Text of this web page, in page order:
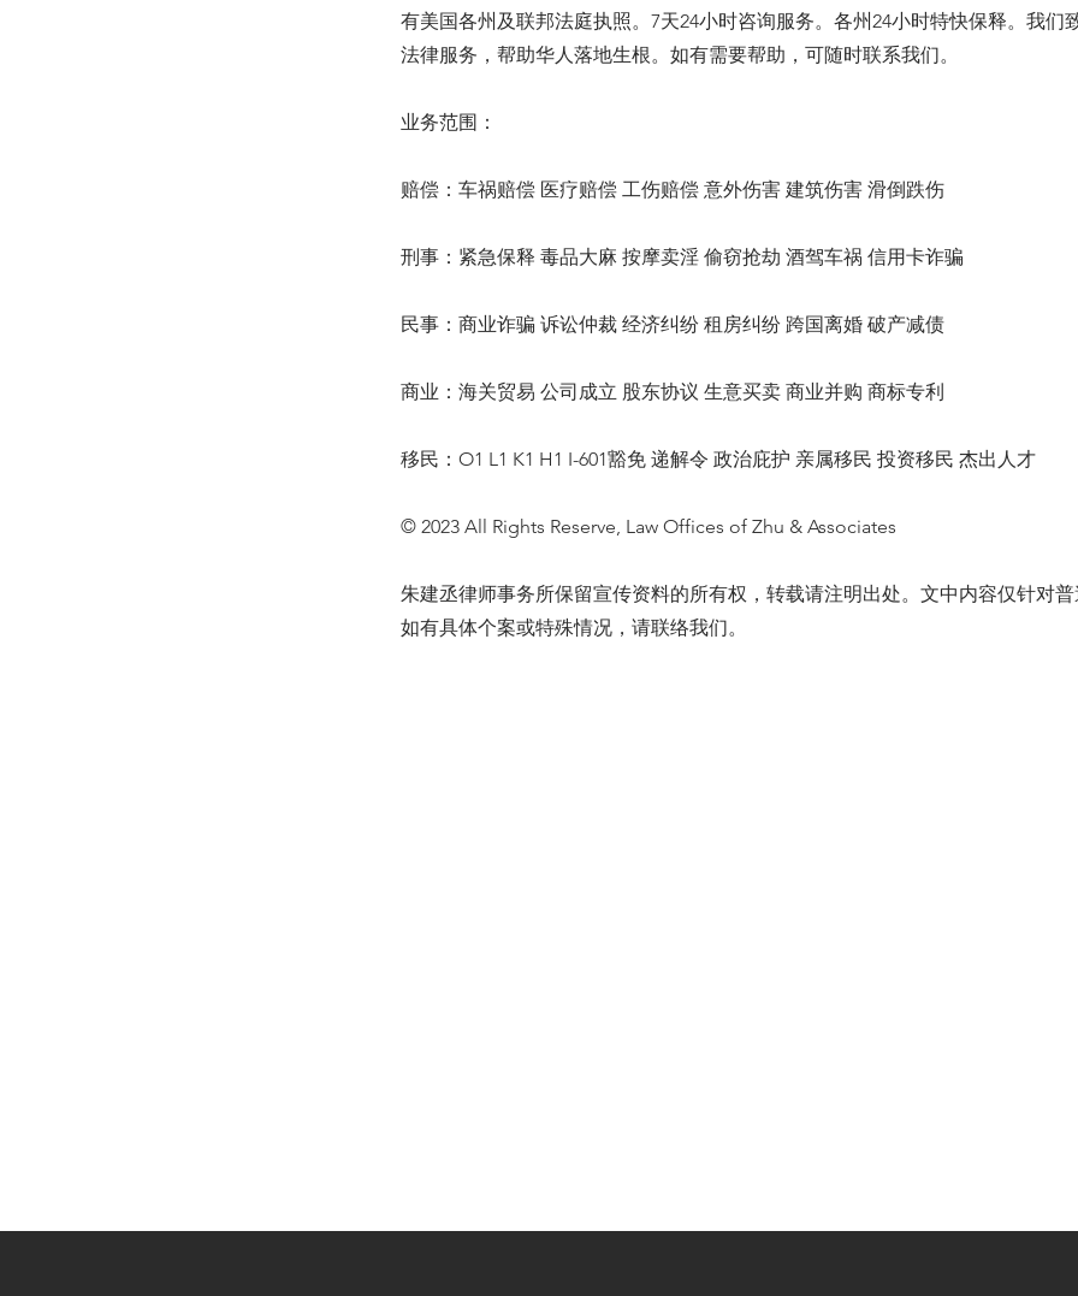
有美国各州及联邦法庭执照。7天24小时咨询服务。各州24小时特快保释。我们
法律服务，帮助华人落地生根。如有需要帮助，可随时联系我们。
业务范围：
赔偿：车祸赔偿 医疗赔偿 工伤赔偿 意外伤害 建筑伤害 滑倒跌伤
刑事：紧急保释 毒品大麻 按摩卖淫 偷窃抢劫 酒驾车祸 信用卡诈骗
民事：商业诈骗 诉讼仲裁 经济纠纷 租房纠纷 跨国离婚 破产减债
商业：海关贸易 公司成立 股东协议 生意买卖 商业并购 商标专利
移民：O1 L1 K1 H1 I-601豁免 递解令 政治庇护 亲属移民 投资移民 杰出人才
© 2023 All Rights Reserve, Law Offices of Zhu & Associates
朱建丞律师事务所保留宣传资料的所有权，转载请注明出处。文中内容仅针对普
如有具体个案或特殊情况，请联络我们。